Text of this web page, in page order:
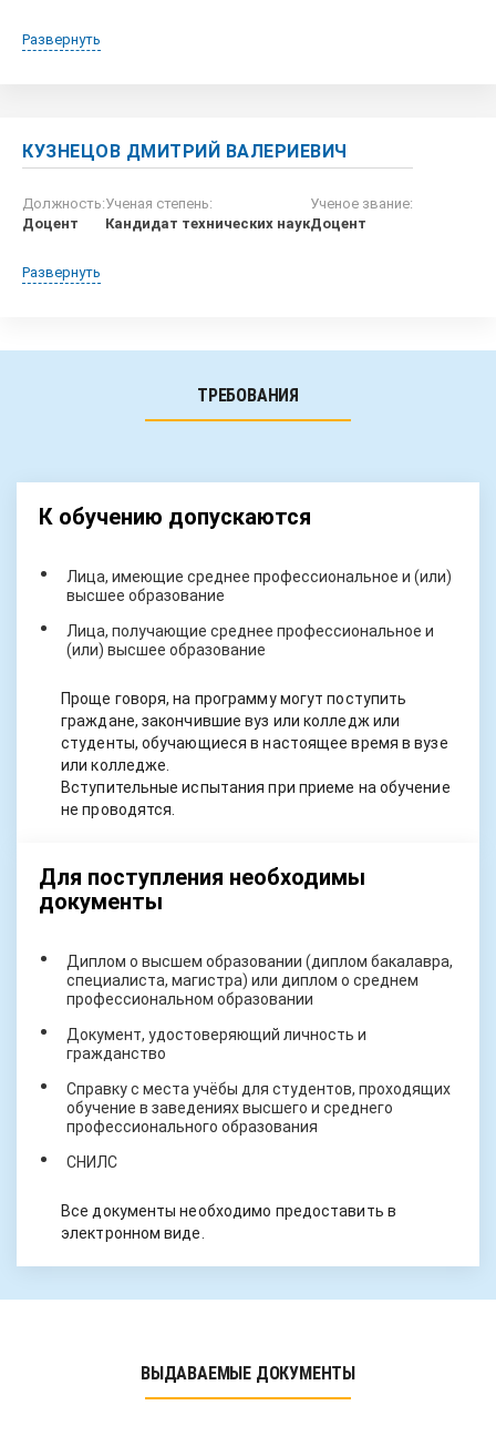
Развернуть
КУЗНЕЦОВ ДМИТРИЙ ВАЛЕРИЕВИЧ
Должность:
Доцент
Ученая степень:
Кандидат технических наук
Ученое звание:
Доцент
Развернуть
ТРЕБОВАНИЯ
К обучению допускаются
Лица, имеющие среднее профессиональное и (или)
высшее образование
Лица, получающие среднее профессиональное и
(или) высшее образование
Проще говоря, на программу могут поступить
граждане, закончившие вуз или колледж или
студенты, обучающиеся в настоящее время в вузе
или колледже.
Вступительные испытания при приеме на обучение
не проводятся.
Для поступления необходимы
документы
Диплом о высшем образовании (диплом бакалавра,
специалиста, магистра) или диплом о среднем
профессиональном образовании
Документ, удостоверяющий личность и
гражданство
Справку с места учёбы для студентов, проходящих
обучение в заведениях высшего и среднего
профессионального образования
СНИЛС
Все документы необходимо предоставить в
электронном виде.
ВЫДАВАЕМЫЕ ДОКУМЕНТЫ